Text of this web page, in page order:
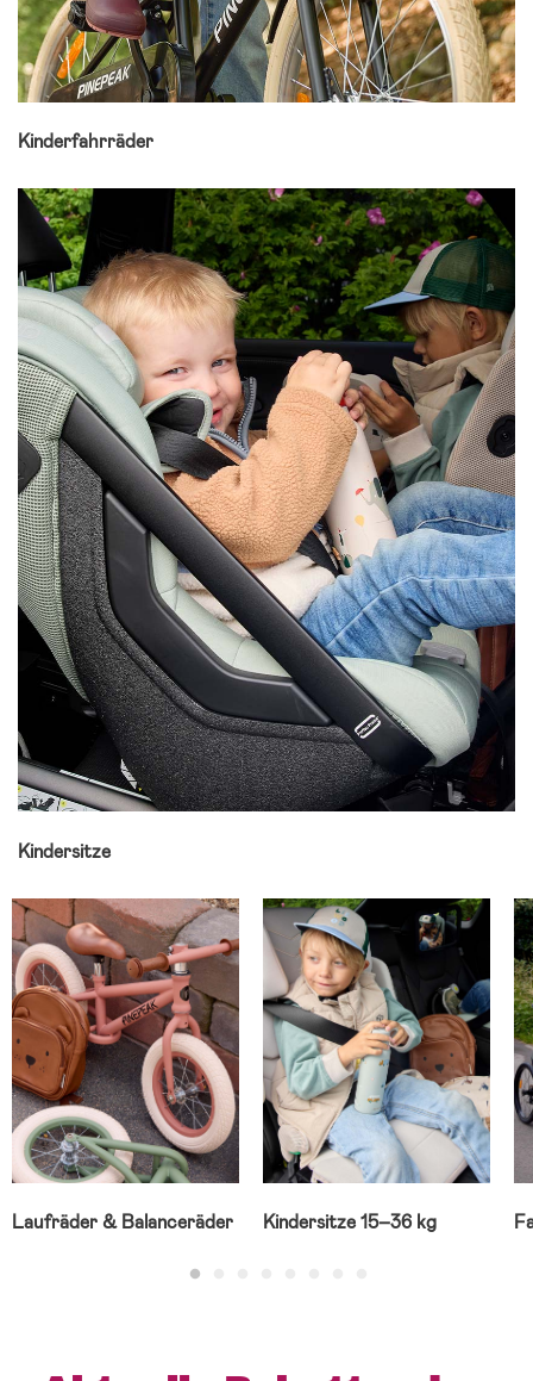
Kinderfahrräder
Kindersitze
Laufräder & Balanceräder Kindersitze 15–36 kg